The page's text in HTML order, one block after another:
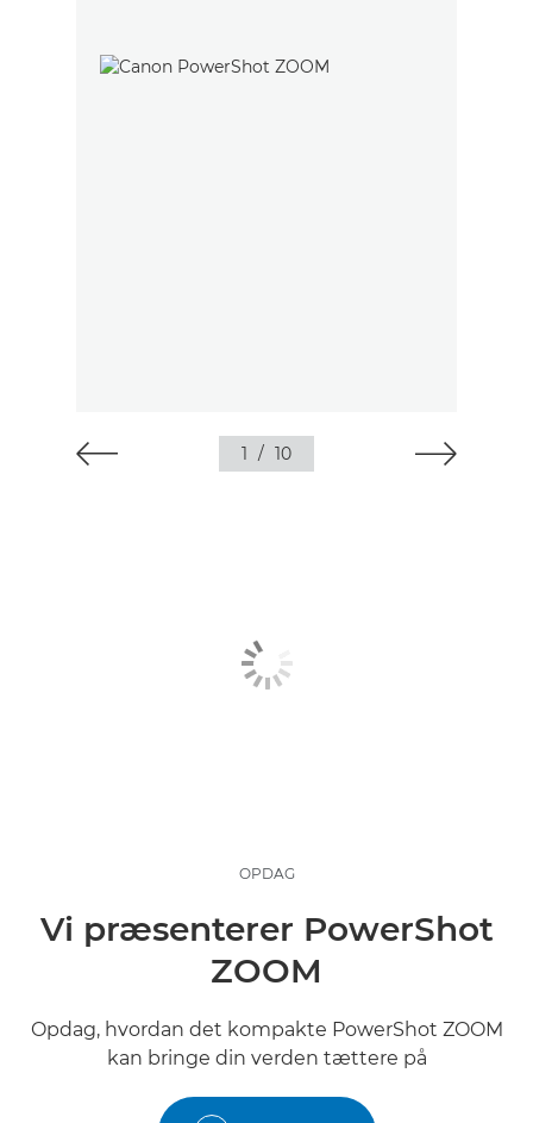
1 / 10
OPDAG
Vi præsenterer PowerShot
ZOOM
Opdag, hvordan det kompakte PowerShot ZOOM
kan bringe din verden tættere på